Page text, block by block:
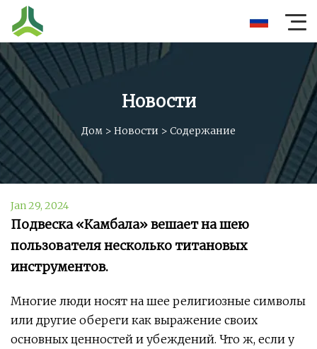
Новости
Дом > Новости > Содержание
Jan 29, 2024
Подвеска «Камбала» вешает на шею
пользователя несколько титановых
инструментов.
Многие люди носят на шее религиозные символы
или другие обереги как выражение своих
основных ценностей и убеждений. Что ж, если у